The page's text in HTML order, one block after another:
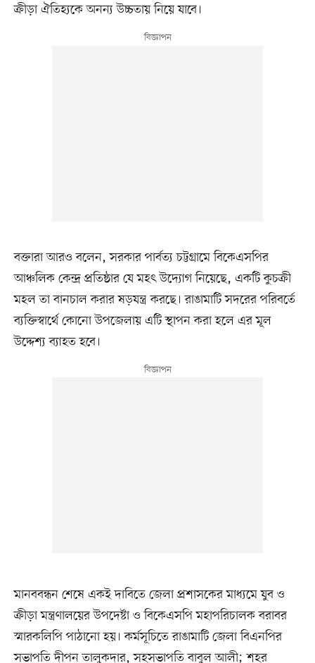
ক্রীড়া ঐতিহ্যকে অনন্য উচ্চতায় নিয়ে যাবে।
বক্তারা আরও বলেন, সরকার পার্বত্য চট্টগ্রামে বিকেএসপির
আঞ্চলিক কেন্দ্র প্রতিষ্ঠার যে মহৎ উদ্যোগ নিয়েছে, একটি কুচক্রী
মহল তা বানচাল করার ষড়যন্ত্র করছে। রাঙামাটি সদরের পরিবর্তে
ব্যক্তিস্বার্থে কোনো উপজেলায় এটি স্থাপন করা হলে এর মূল
উদ্দেশ্য ব্যাহত হবে।
মানববন্ধন শেষে একই দাবিতে জেলা প্রশাসকের মাধ্যমে যুব ও
ক্রীড়া মন্ত্রণালয়ের উপদেষ্টা ও বিকেএসপি মহাপরিচালক বরাবর
স্মারকলিপি পাঠানো হয়। কর্মসূচিতে রাঙামাটি জেলা বিএনপির
সভাপতি দীপন তালুকদার, সহসভাপতি বাবুল আলী; শহর